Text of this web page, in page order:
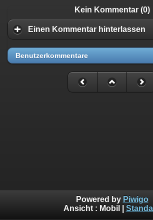
Kein Kommentar (0)
Einen Kommentar hinterlassen
Benutzerkommentare
Powered by Piwigo
Ansicht : Mobil